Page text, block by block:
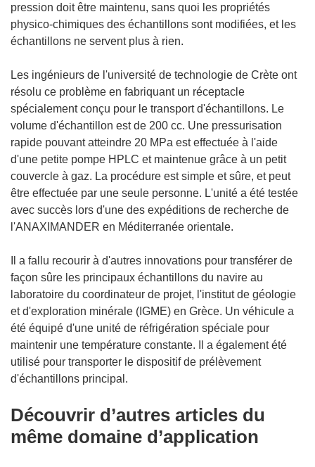
pression doit être maintenu, sans quoi les propriétés
physico-chimiques des échantillons sont modifiées, et les
échantillons ne servent plus à rien.
Les ingénieurs de l'université de technologie de Crète ont
résolu ce problème en fabriquant un réceptacle
spécialement conçu pour le transport d'échantillons. Le
volume d'échantillon est de 200 cc. Une pressurisation
rapide pouvant atteindre 20 MPa est effectuée à l'aide
d'une petite pompe HPLC et maintenue grâce à un petit
couvercle à gaz. La procédure est simple et sûre, et peut
être effectuée par une seule personne. L'unité a été testée
avec succès lors d'une des expéditions de recherche de
l'ANAXIMANDER en Méditerranée orientale.
Il a fallu recourir à d'autres innovations pour transférer de
façon sûre les principaux échantillons du navire au
laboratoire du coordinateur de projet, l'institut de géologie
et d'exploration minérale (IGME) en Grèce. Un véhicule a
été équipé d'une unité de réfrigération spéciale pour
maintenir une température constante. Il a également été
utilisé pour transporter le dispositif de prélèvement
d'échantillons principal.
Découvrir d’autres articles du
même domaine d’application